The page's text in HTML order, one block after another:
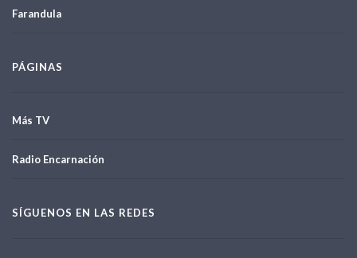
Farandula
PÁGINAS
Más TV
Radio Encarnación
SÍGUENOS EN LAS REDES